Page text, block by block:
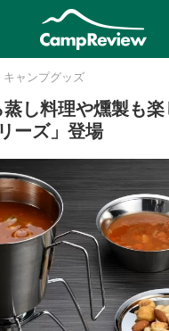
キャンプグッズ
し料理や燻製も楽
ーズ」登場